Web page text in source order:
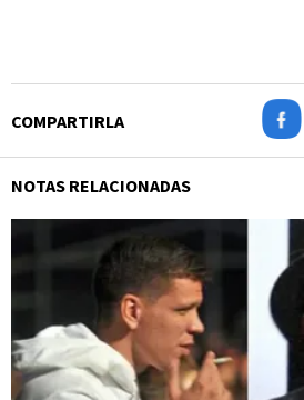
COMPARTIRLA
NOTAS RELACIONADAS